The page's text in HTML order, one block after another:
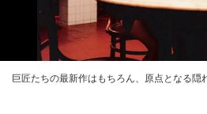
巨匠たちの最新作はもちろん、原点となる隠